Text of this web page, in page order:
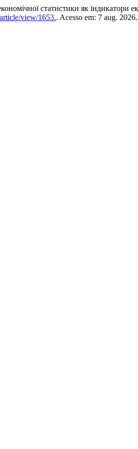
статистики як індикатори
view/1653.. Acesso em: 7 aug. 2026.